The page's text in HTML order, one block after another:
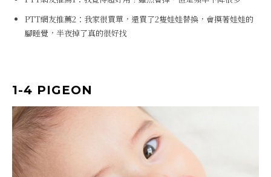
PTT網友推薦2：我家很買單，還買了2隻娃娃替換，會摸著娃娃的
腳睡覺，半夜掉了真的很好找
1-4 PIGEON